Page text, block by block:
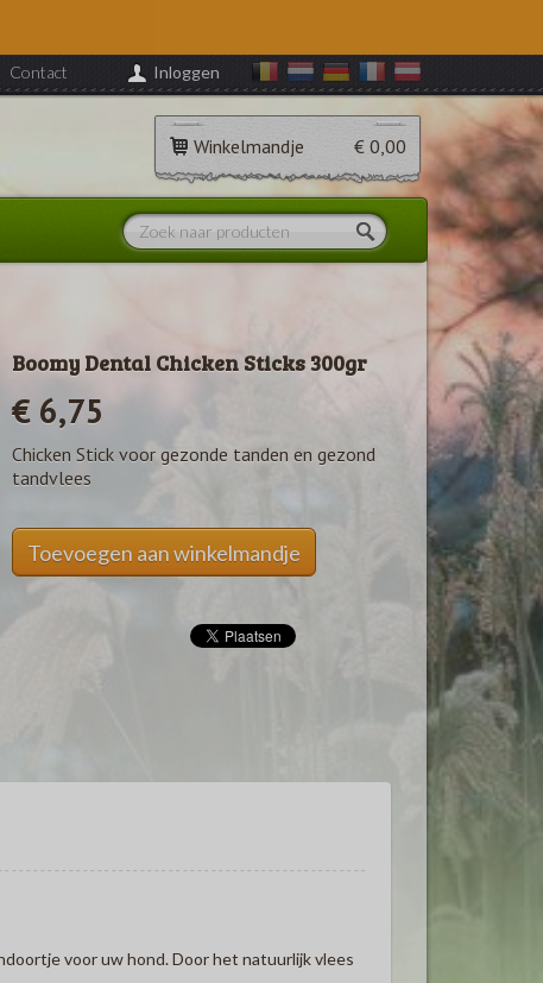
Contact Inloggen
Winkelmandje € 0,00
Boomy Dental Chicken Sticks 300gr
€ 6,75
Chicken Stick voor gezonde tanden en gezond
tandvlees
Toevoegen aan winkelmandje
voor uw hond. Door het natuurlijk vlees